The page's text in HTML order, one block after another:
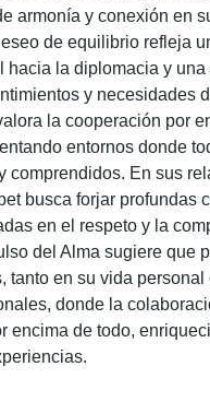
armonía y conexión en
de equilibrio refleja
hacia la diplomacia y
y necesidades
la cooperación por
entornos donde
comprendidos. En sus
busca forjar profundas
en el respeto y la
del Alma sugiere que
tanto en su vida personal
donde la
encima de todo,